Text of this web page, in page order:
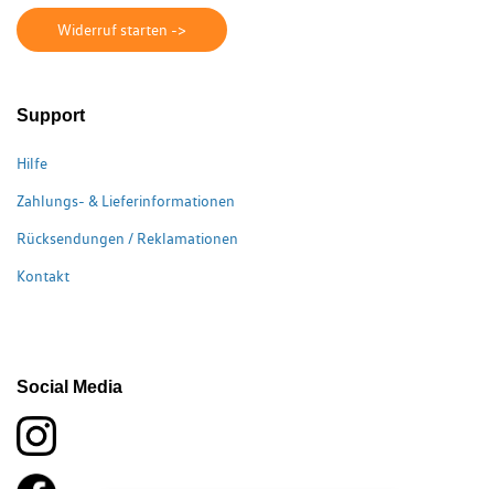
Widerruf starten ->
Support
Hilfe
Zahlungs- & Lieferinformationen
Rücksendungen / Reklamationen
Kontakt
Social Media